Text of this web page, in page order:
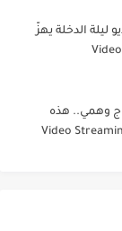
ليلة الدخلة يهزّ
وهمي.. هذه